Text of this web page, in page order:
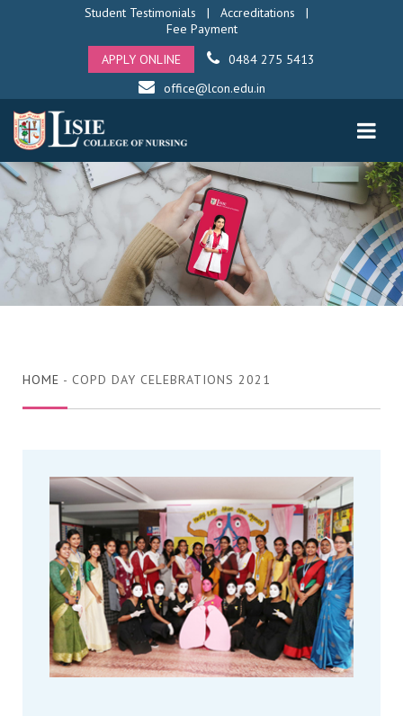
Student Testimonials | Accreditations |
Fee Payment
APPLY ONLINE
0484 275 5413
office@lcon.edu.in
HOME - COPD DAY CELEBRATIONS 2021